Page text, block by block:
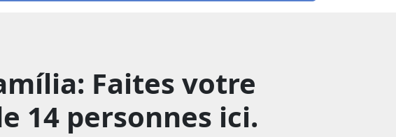
Faites votre
14 personnes ici.